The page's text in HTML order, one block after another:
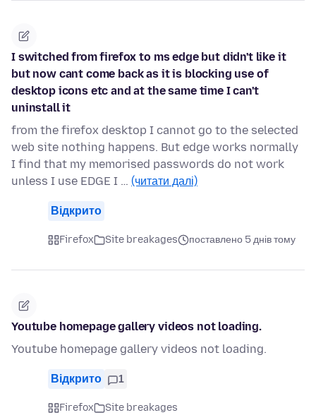
I switched from firefox to ms edge but didn't like it
but now cant come back as it is blocking use of
desktop icons etc and at the same time I can't
uninstall it
from the firefox desktop I cannot go to the selected
web site nothing happens. But edge works normally
I find that my memorised passwords do not work
unless I use EDGE I … (читати далі)
Відкрито
Firefox Site breakages поставлено 5 днів тому
Youtube homepage gallery videos not loading.
Youtube homepage gallery videos not loading.
Відкрито 1
Firefox
Site breakages